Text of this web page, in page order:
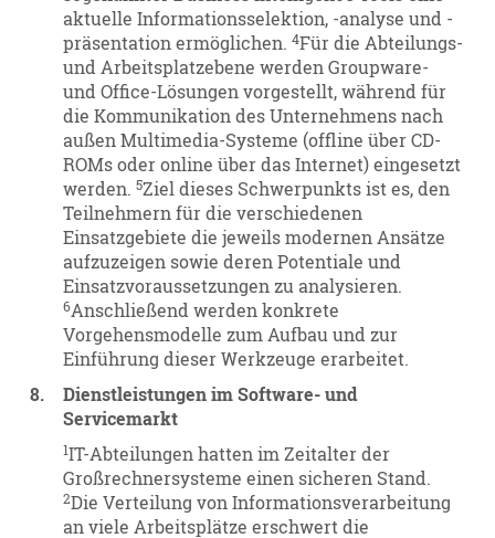
aktuelle Informationsselektion, -analyse und -
präsentation ermöglichen.4Für die Abteilungs-
und Arbeitsplatzebene werden Groupware-
und Office-Lösungen vorgestellt, während für
die Kommunikation des Unternehmens nach
außen Multimedia-Systeme (offline über CD-
ROMs oder online über das Internet) eingesetzt
werden.5Ziel dieses Schwerpunkts ist es, den
Teilnehmern für die verschiedenen
Einsatzgebiete die jeweils modernen Ansätze
aufzuzeigen sowie deren Potentiale und
Einsatzvoraussetzungen zu analysieren.
6Anschließend werden konkrete
Vorgehensmodelle zum Aufbau und zur
Einführung dieser Werkzeuge erarbeitet.
8.
Dienstleistungen im Software- und
Servicemarkt
1IT-Abteilungen hatten im Zeitalter der
Großrechnersysteme einen sicheren Stand.
2Die Verteilung von Informationsverarbeitung
an viele Arbeitsplätze erschwert die